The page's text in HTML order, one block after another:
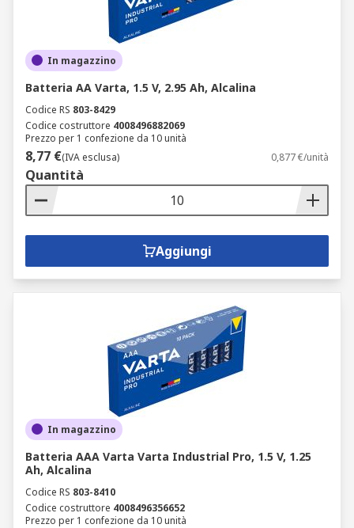
In magazzino
Batteria AA Varta, 1.5 V, 2.95 Ah, Alcalina
Codice RS 803-8429
Codice costruttore 4008496882069
Prezzo per 1 confezione da 10 unità
8,77 €(IVA esclusa) 0,877 €/unità
Quantità
Aggiungi
In magazzino
Batteria AAA Varta Varta Industrial Pro, 1.5 V, 1.25
Ah, Alcalina
Codice RS 803-8410
Codice costruttore 4008496356652
Prezzo per 1 confezione da 10 unità